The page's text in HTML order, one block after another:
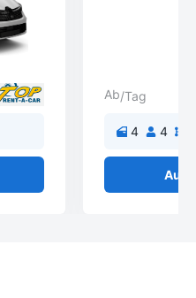
Ab/Tag
4 4